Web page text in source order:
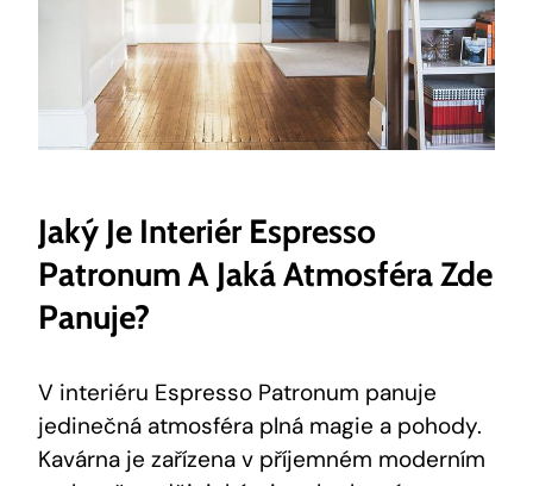
Jaký Je Interiér Espresso
Patronum A Jaká Atmosféra Zde
Panuje?
V interiéru Espresso Patronum panuje
jedinečná atmosféra plná magie a pohody.
Kavárna je zařízena v příjemném moderním